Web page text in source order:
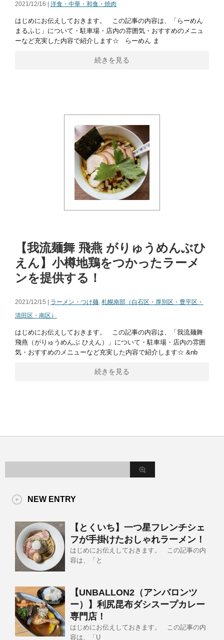
2021/12/16 | 洋食・中華・和食・焼肉
はじめにお伝えしておきます。 この記事の内容は、「らーめん
まるふじ」について・駐車場・店内の雰囲気・おすすめのメニュ
ーなど充実した内容で紹介します☆ らーめん ま
続きを見る
【我流麺舞 飛燕 がりゅうめんぶひ
えん】小樽地鶏をつかったラーメ
ンを提供する！
2021/12/15 | ラーメン・つけ麺, 札幌南部（白石区・厚別区・豊平区・
清田区・南区）
はじめにお伝えしておきます。 この記事の内容は、「我流麺舞
飛燕（がりゅうめんぶ ひえん）」について・駐車場・店内の雰囲
気・おすすめのメニューなど充実した内容で紹介します☆ &nb
続きを見る
NEW ENTRY
【とくいち】一つ星フレンチシェ
フが手掛けたおしゃれラーメン！
はじめにお伝えしておきます。 この記事の内
容は、「と
【UNBALLON2（アンバロンツ
ー）】利尻昆布ダシスープカレー
専門店！
はじめにお伝えしておきます。 この記事の内
容は、「U